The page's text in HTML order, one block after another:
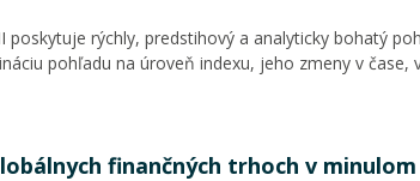
poskytuje rýchly, predstihový a analyticky bohatý
pohľadu na úroveň indexu, jeho zmeny v
finančných trhoch v